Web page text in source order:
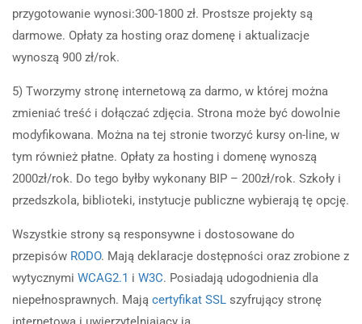
przygotowanie wynosi:300-1800 zł. Prostsze projekty są
darmowe. Opłaty za hosting oraz domenę i aktualizacje
wynoszą 900 zł/rok.
5) Tworzymy stronę internetową za darmo, w której można
zmieniać treść i dołączać zdjęcia. Strona może być dowolnie
modyfikowana. Można na tej stronie tworzyć kursy on-line, w
tym również płatne. Opłaty za hosting i domenę wynoszą
2000zł/rok. Do tego byłby wykonany BIP – 200zł/rok. Szkoły i
przedszkola, biblioteki, instytucje publiczne wybierają tę opcję.
Wszystkie strony są responsywne i dostosowane do
przepisów RODO. Mają deklaracje dostępności oraz zrobione z
wytycznymi WCAG2.1 i W3C. Posiadają udogodnienia dla
niepełnosprawnych. Mają certyfikat SSL szyfrujący stronę